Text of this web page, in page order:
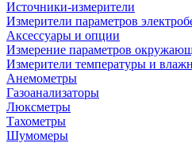
Источники-измерители
Измерители параметров
Аксессуары и опции
Измерение параметров
Измерители температуры и
Анемометры
Газоанализаторы
Люксметры
Тахометры
Шумомеры